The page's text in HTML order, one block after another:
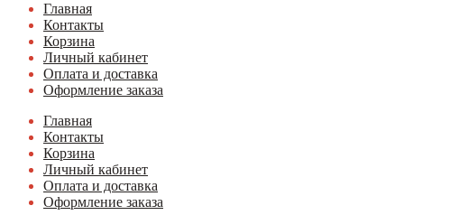
Главная
Контакты
Корзина
Личный кабинет
Оплата и доставка
Оформление заказа
Главная
Контакты
Корзина
Личный кабинет
Оплата и доставка
Оформление заказа